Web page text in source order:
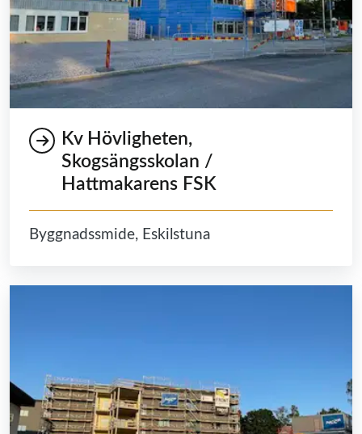
Kv Hövligheten,
Skogsängsskolan /
Hattmakarens FSK
Byggnadssmide, Eskilstuna